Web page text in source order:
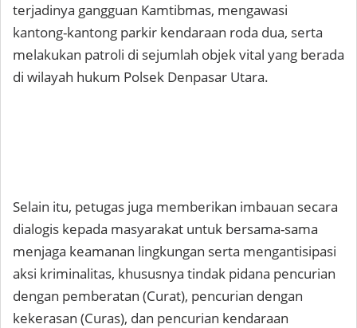
terjadinya gangguan Kamtibmas, mengawasi
kantong-kantong parkir kendaraan roda dua, serta
melakukan patroli di sejumlah objek vital yang berada
di wilayah hukum Polsek Denpasar Utara.
Selain itu, petugas juga memberikan imbauan secara
dialogis kepada masyarakat untuk bersama-sama
menjaga keamanan lingkungan serta mengantisipasi
aksi kriminalitas, khususnya tindak pidana pencurian
dengan pemberatan (Curat), pencurian dengan
kekerasan (Curas), dan pencurian kendaraan